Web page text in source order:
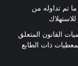
ما تم تداوله من
القانون المتعلق
ذات الطابع